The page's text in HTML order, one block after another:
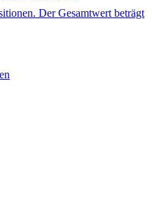
Der Gesamtwert beträgt